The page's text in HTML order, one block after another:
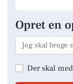
Opret en
Der skal